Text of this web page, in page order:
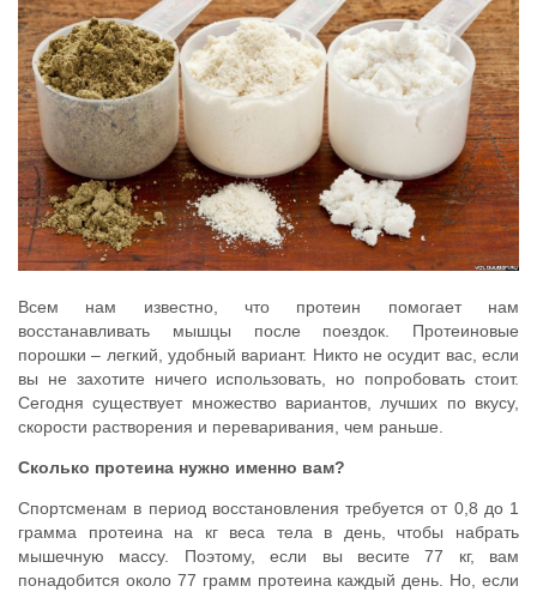
Всем нам известно, что протеин помогает нам
восстанавливать мышцы после поездок. Протеиновые
порошки – легкий, удобный вариант. Никто не осудит вас, если
вы не захотите ничего использовать, но попробовать стоит.
Сегодня существует множество вариантов, лучших по вкусу,
скорости растворения и переваривания, чем раньше.
Сколько протеина нужно именно вам?
Спортсменам в период восстановления требуется от 0,8 до 1
грамма протеина на кг веса тела в день, чтобы набрать
мышечную массу. Поэтому, если вы весите 77 кг, вам
понадобится около 77 грамм протеина каждый день. Но, если